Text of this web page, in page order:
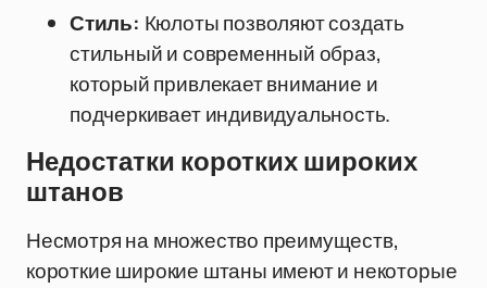
Стиль: Кюлоты позволяют создать
стильный и современный образ,
который привлекает внимание и
подчеркивает индивидуальность.
Недостатки коротких широких
штанов
Несмотря на множество преимуществ,
короткие широкие штаны имеют и некоторые